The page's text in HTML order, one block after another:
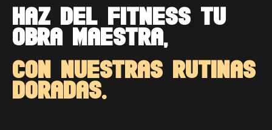
HAZ DEL FITNESS TU
OBRA MAESTRA,
CON NUESTRAS RUTINAS
DORADAS.